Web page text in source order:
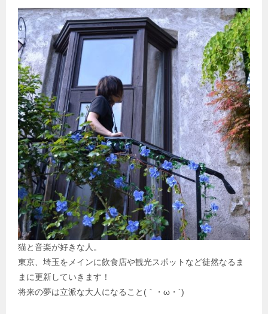
猫と音楽が好きな人。
東京、埼玉をメインに飲食店や観光スポットなど徒然なるま
まに更新していきます！
将来の夢は立派な大人になること(｀・ω・´)